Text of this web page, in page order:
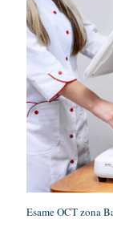
Esame OCT zona